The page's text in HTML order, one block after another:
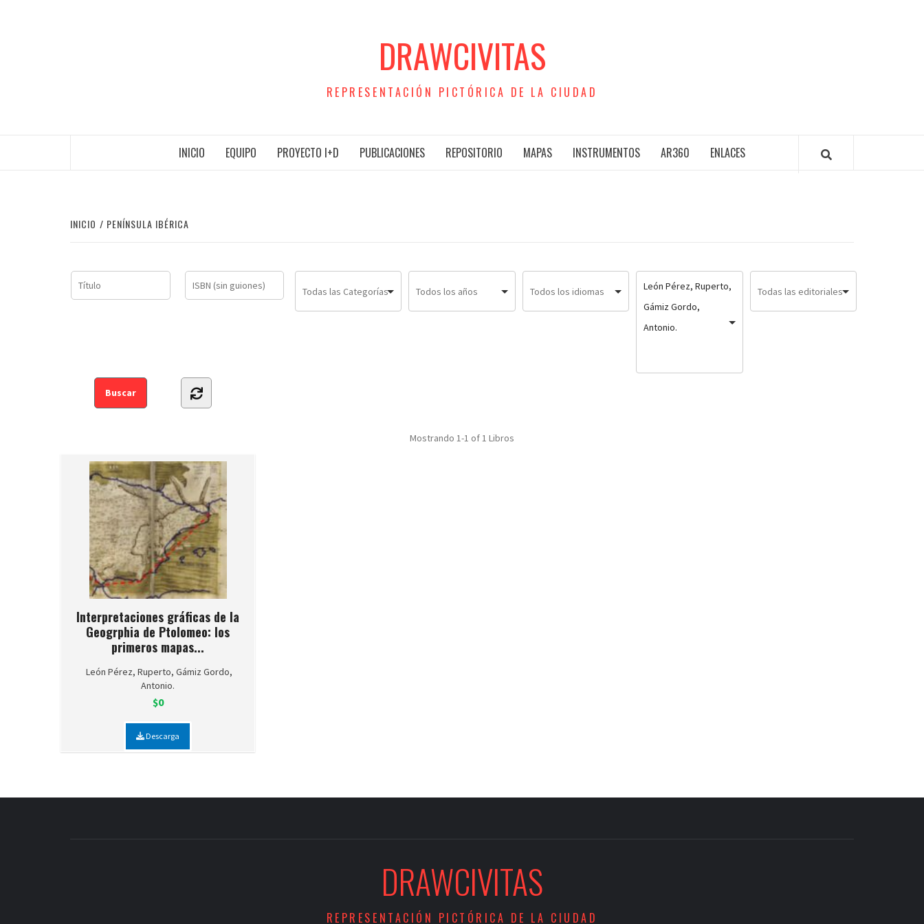
DRAWCIVITAS
REPRESENTACIÓN PICTÓRICA DE LA CIUDAD
INICIO EQUIPO PROYECTO I+D PUBLICACIONES REPOSITORIO MAPAS INSTRUMENTOS AR360 ENLACES
INICIO PENÍNSULA IBÉRICA
León Pérez, Ruperto,
Gámiz Gordo,
Antonio.
Mostrando 1-1 of 1 Libros
Interpretaciones gráficas de la
Geogrphia de Ptolomeo: los
primeros mapas...
León Pérez, Ruperto, Gámiz Gordo,
Antonio.
$0
Descarga
DRAWCIVITAS
REPRESENTACIÓN PICTÓRICA DE LA CIUDAD